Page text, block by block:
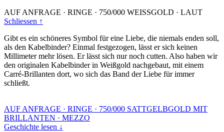
AUF ANFRAGE · RINGE · 750/000 WEISSGOLD · LAUT
Schliessen ↑
Gibt es ein schöneres Symbol für eine Liebe, die niemals enden soll,
als den Kabelbinder? Einmal festgezogen, lässt er sich keinen
Millimeter mehr lösen. Er lässt sich nur noch cutten. Also haben wir
den originalen Kabelbinder in Weißgold nachgebaut, mit einem
Carré-Brillanten dort, wo sich das Band der Liebe für immer
schließt.
AUF ANFRAGE · RINGE · 750/000 SATTGELBGOLD MIT
BRILLANTEN · MEZZO
Geschichte lesen ↓